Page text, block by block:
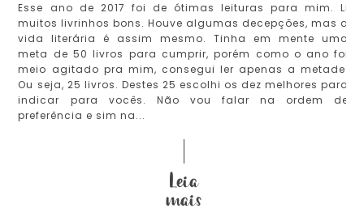
Esse ano de 2017 foi de ótimas leituras para mim. Li
muitos livrinhos bons. Houve algumas decepções, mas a
vida literária é assim mesmo. Tinha em mente uma
meta de 50 livros para cumprir, porém como o ano foi
meio agitado pra mim, consegui ler apenas a metade.
Ou seja, 25 livros. Destes 25 escolhi os dez melhores para
indicar para vocês. Não vou falar na ordem de
preferência e sim na...